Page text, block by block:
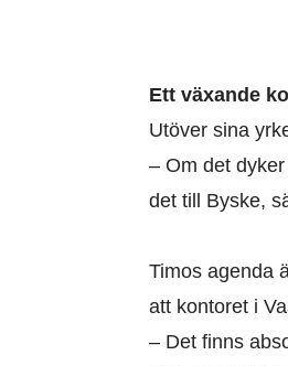
Ett växande
Utöver sina
– Om det
det till Byske,
Timos agenda
att kontoret i
– Det finns